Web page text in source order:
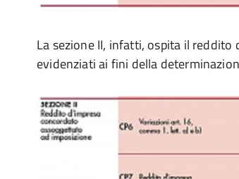
La sezione II, infatti, ospita il reddito
evidenziati ai fini della